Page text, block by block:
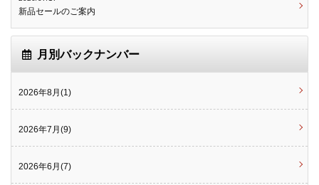
新品セールのご案内
月別バックナンバー
2026年8月(1)
2026年7月(9)
2026年6月(7)